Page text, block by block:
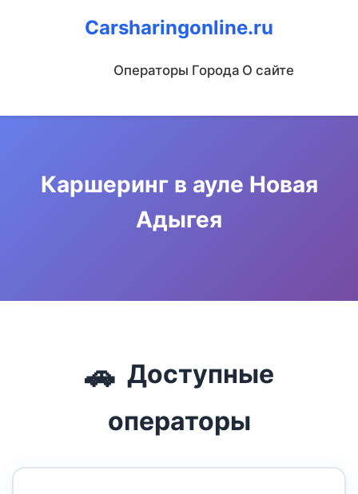
Carsharingonline.ru
Операторы Города О сайте
Каршеринг в ауле Новая
Адыгея
🚗 Доступные
операторы